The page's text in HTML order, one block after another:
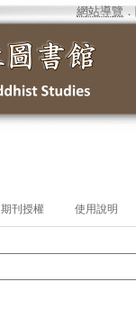
網站導覽 ．
期刊授權 使用說明